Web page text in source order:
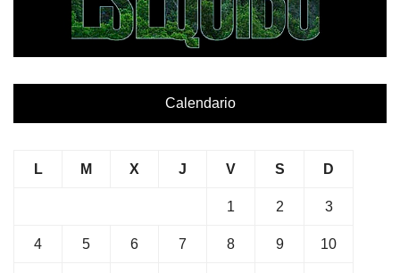
Calendario
L M X J V S D
1 2 3
4 5 6 7 8 9 10